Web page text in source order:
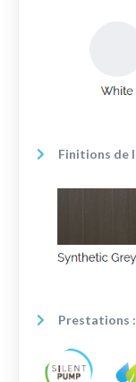
Finitions de
Prestations :